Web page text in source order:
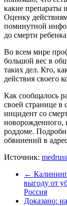
какие препараты
Оценку действиям
поминутной
до смерти
Во всем мире
большой вес в
таких дел. Кто,
действия своего
Как сообщалось
своей странице в
инцидент со
новорожденного,
роддоме.
обвинений в
Источник:
←
выгоду от
Россия
Доказано: